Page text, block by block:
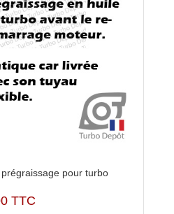
pour turbo
TTC